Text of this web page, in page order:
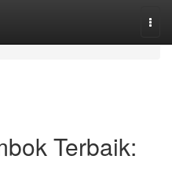
Terbaik: